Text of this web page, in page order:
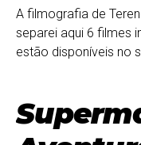
A filmografia de
separei aqui 6 filmes
estão disponíveis no